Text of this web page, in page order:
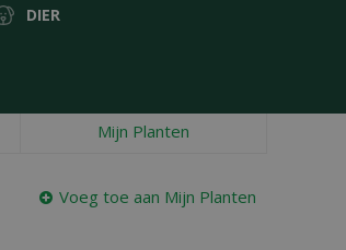
DIER
Mijn Planten
Voeg toe aan Mijn Planten